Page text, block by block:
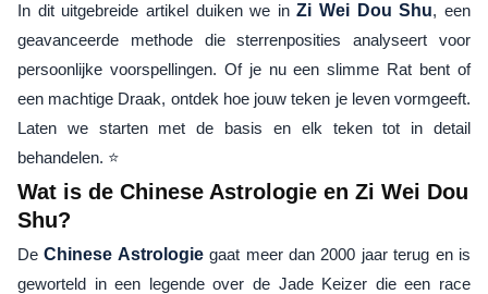
In dit uitgebreide artikel duiken we inZi Wei Dou Shu, een
geavanceerde methode die sterrenposities analyseert voor
persoonlijke voorspellingen. Of je nu een slimme Rat bent of
een machtige Draak, ontdek hoe jouw teken je leven vormgeeft.
Laten we starten met de basis en elk teken tot in detail
behandelen. ⭐
Wat is de Chinese Astrologie en Zi Wei Dou
Shu?
DeChinese Astrologiegaat meer dan 2000 jaar terug en is
geworteld in een legende over de Jade Keizer die een race